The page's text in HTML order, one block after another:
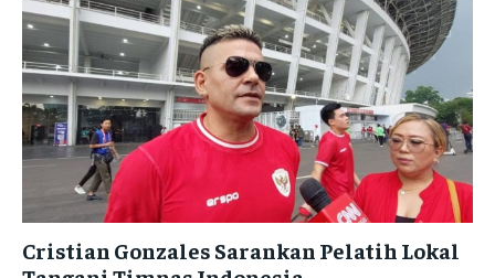
Cristian Gonzales Sarankan Pelatih Lokal